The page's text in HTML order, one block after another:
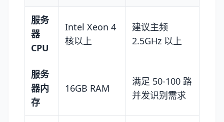
服务
器
CPU
Intel Xeon 4
核以上
建议主频
2.5GHz 以上
服务
器内
存
16GB RAM
满足 50-100 路
并发识别需求